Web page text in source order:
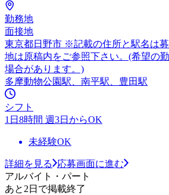
勤務地
面接地
東京都日野市 ※記載の住所と駅名は
地は原稿内をご参照下さい。(希望の
場合があります。)
多摩動物公園駅、南平駅、豊田駅
シフト
1日8時間 週3日からOK
未経験OK
詳細を見る
応募画面に進む
アルバイト・パート
あと2日で掲載終了